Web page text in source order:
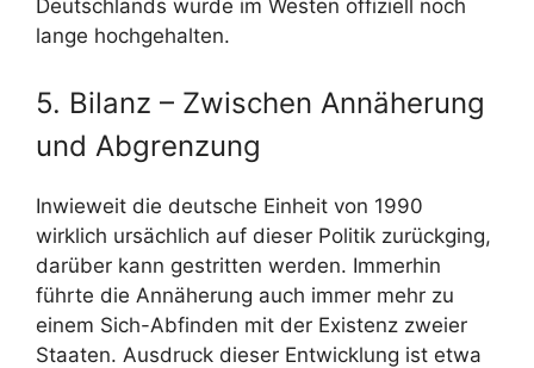
Deutschlands wurde im Westen offiziell noch
lange hochgehalten.
5. Bilanz – Zwischen Annäherung
und Abgrenzung
Inwieweit die deutsche Einheit von 1990
wirklich ursächlich auf dieser Politik zurückging,
darüber kann gestritten werden. Immerhin
führte die Annäherung auch immer mehr zu
einem Sich-Abfinden mit der Existenz zweier
Staaten. Ausdruck dieser Entwicklung ist etwa